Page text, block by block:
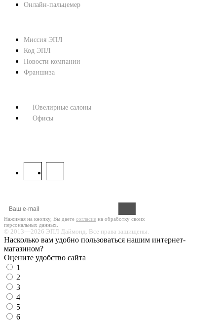
Онлайн-пальцемер
Миссия ЭПЛ
Код ЭПЛ
Новости компании
Франшиза
Ювелирные салоны
Офисы
Нажимая на кнопку, Вы даете согласие на обработку своих
персональных данных.
© 2013—2026 ЭПЛ Даймонд. Все права защищены.
Насколько вам удобно пользоваться нашим интернет-
магазином?
Оцените удобство сайта
1
2
3
4
5
6